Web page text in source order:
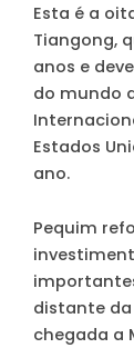
Esta é a
Tiangong,
anos e
do mundo
Estados
ano.
Pequim
distante da
chegada a